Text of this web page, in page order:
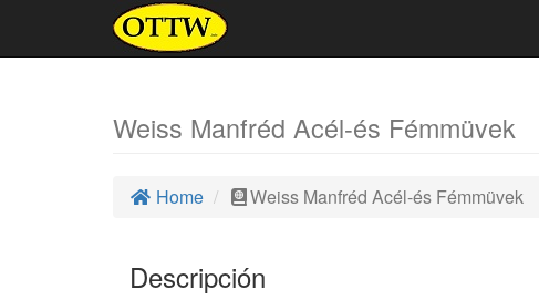
Weiss Manfréd Acél-és Fémmüvek
Home Weiss Manfréd Acél-és Fémmüvek
Descripción